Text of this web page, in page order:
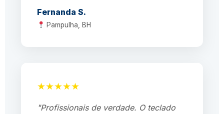
Fernanda S.
Pampulha, BH
★★★★★
"Profissionais de verdade. O teclado